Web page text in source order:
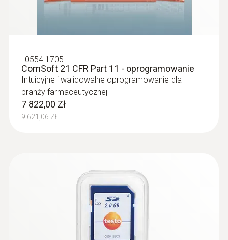
: 0554 1705
ComSoft 21 CFR Part 11 - oprogramowanie
Intuicyjne i walidowalne oprogramowanie dla
branży farmaceutycznej
7 822,00 Zł
9 621,06 Zł